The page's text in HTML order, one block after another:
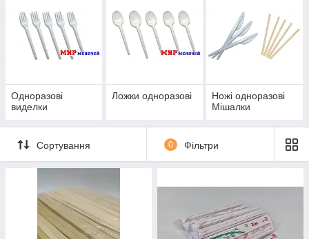
білі, стеклоподобные прозорі і кольорові.
Також і самі ложки відрізняються: чайні, столові, кавові,
лопатки для морозива.
Крім перерахованих вище переваг, одноразові столові
прилади також привабливі тим, що завдяки використанню
спеціальних матеріалів у їх складі вони не вступають в
реакцію з їжею і не псують її смак/запах. При цьому мають
достатню міцність і дуже зручні.
Більше екологічної різновидом одноразових приладів є
дерев'яні аналоги. Вони такі ж зручні і практичні, але
викидаючи їх, ви нічим не шкодити навколишньому
середовищу. Виготовлення їх відбувається складніше, що
впливає на більш високу вартість.
Одноразові
виделки
Ложки одноразові
Ножі одноразові
Мішалки
Сортування 0 Фільтри